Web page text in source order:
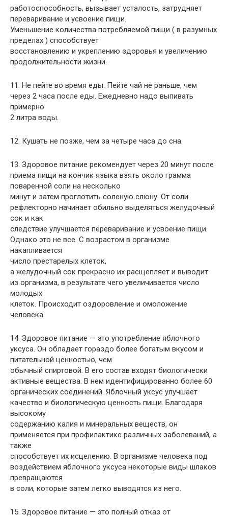
работоспособность, вызывает усталость, затрудняет
переваривание и усвоение пищи.
Уменьшение количества потребляемой пищи ( в разумных
пределах ) способствует
восстановлению и укреплению здоровья и увеличению
продолжительности жизни.
11. Не пейте во время еды. Пейте чай не раньше, чем
через 2 часа после еды. Ежедневно надо выпивать
примерно
2 литра воды.
12. Кушать не позже, чем за четыре часа до сна.
13. Здоровое питание рекомендует через 20 минут после
приема пищи на кончик языка взять около грамма
поваренной соли на несколько
минут и затем проглотить соленую слюну. От соли
рефлекторно начинает обильно выделяться желудочный
сок и как
следствие улучшается переваривание и усвоение пищи.
Однако это не все. С возрастом в организме
накапливается
число престарелых клеток,
а желудочный сок прекрасно их расщепляет и выводит
из организма, в результате чего увеличивается число
молодых
клеток. Происходит оздоровление и омоложение
человека.
14. Здоровое питание — это употребление яблочного
уксуса. Он обладает гораздо более богатым вкусом и
питательной ценностью, чем
обычный спиртовой. В его состав входят биологически
активные вещества. В нем идентифицированно более 60
органических соединений. Яблочный уксус улучшает
качество и биологическую ценность пищи. Благодаря
высокому
содержанию калия и минеральных веществ, он
применяется при профилактике различных заболеваний, а
также
способствует их исцелению. В организме человека под
воздействием яблочного уксуса некоторые виды шлаков
превращаются
в соли, которые затем легко выводятся из него.
15. Здоровое питание — это полный отказ от